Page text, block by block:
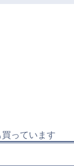
っています